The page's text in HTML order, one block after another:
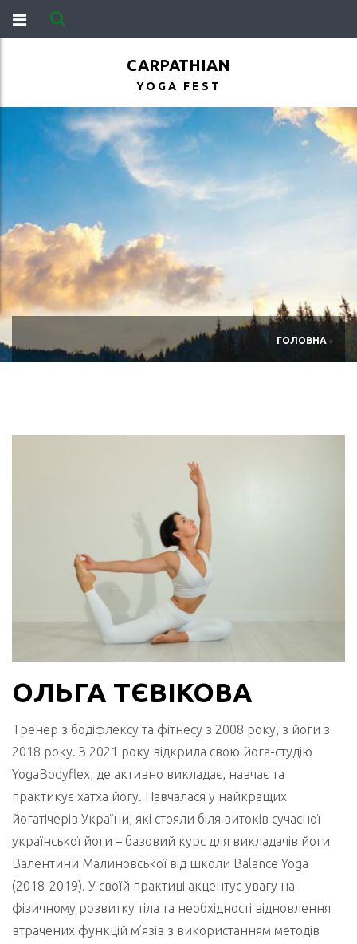
CARPATHIAN
YOGA FEST
ГОЛОВНА »
ОЛЬГА ТЄВІКОВА
Тренер з бодіфлексу та фітнесу з 2008 року, з йоги з
2018 року. З 2021 року відкрила свою йога-студію
YogaBodyflex, де активно викладає, навчає та
практикує хатха йогу. Навчалася у найкращих
йогатічерів України, які стояли біля витоків сучасної
української йоги – базовий курс для викладачів йоги
Валентини Малиновської від школи Balance Yoga
(2018-2019). У своїй практиці акцентує увагу на
фізичному розвитку тіла та необхідності відновлення
втрачених функцій м’язів з використанням методів